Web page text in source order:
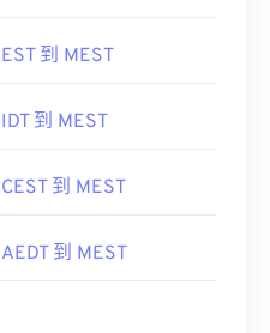
EST 到 MEST
IDT 到 MEST
CEST 到 MEST
AEDT 到 MEST